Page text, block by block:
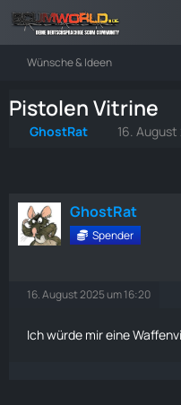
Wünsche & Ideen
Pistolen Vitrine
GhostRat 16.
GhostRat
Spender
16. August 2025 um 16:20
Ich würde mir eine